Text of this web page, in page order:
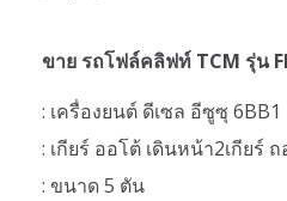
ขาย รถโฟล์คลิฟท์ TCM รุ่น
: เครื่องยนต์ ดีเซล อีซูซุ 6BB1
: เกียร์ ออโต้ เดินหน้า2เกียร์
: ขนาด 5 ตัน